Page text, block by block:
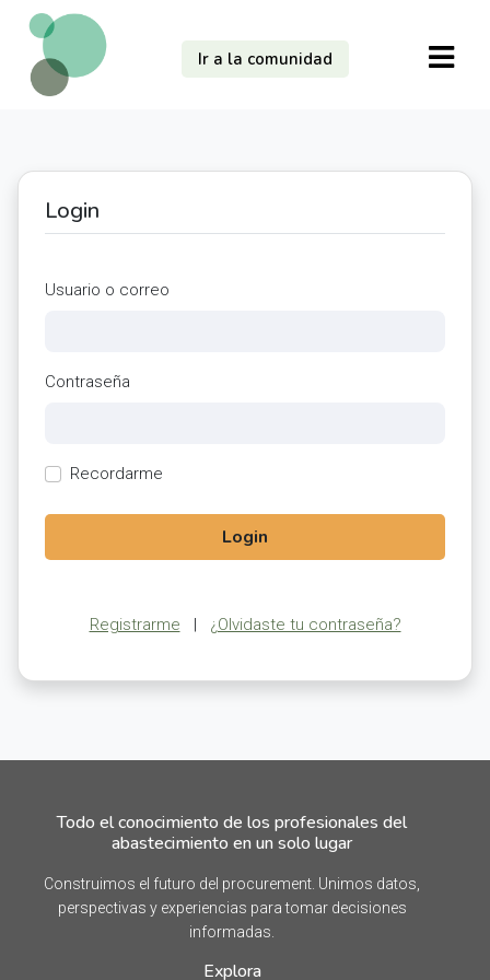
Ir a la comunidad
Login
Usuario o correo
Contraseña
Recordarme
Login
Registrarme | ¿Olvidaste tu contraseña?
Todo el conocimiento de los profesionales del
abastecimiento en un solo lugar
Construimos el futuro del procurement. Unimos datos,
perspectivas y experiencias para tomar decisiones
informadas.
Explora